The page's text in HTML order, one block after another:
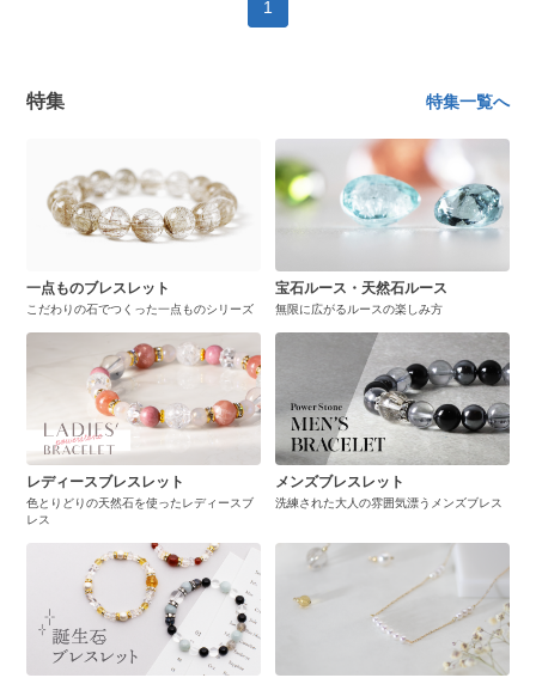
1
特集 特集一覧へ
一点ものブレスレット
こだわりの石でつくった一点ものシリーズ
宝石ルース・天然石ルース
無限に広がるルースの楽しみ方
レディースブレスレット
色とりどりの天然石を使ったレディースブ
レス
メンズブレスレット
洗練された大人の雰囲気漂うメンズブレス